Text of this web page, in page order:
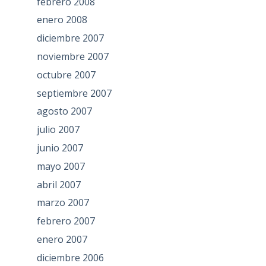
enero 2008
diciembre 2007
noviembre 2007
octubre 2007
septiembre 2007
agosto 2007
julio 2007
junio 2007
mayo 2007
abril 2007
marzo 2007
febrero 2007
enero 2007
diciembre 2006